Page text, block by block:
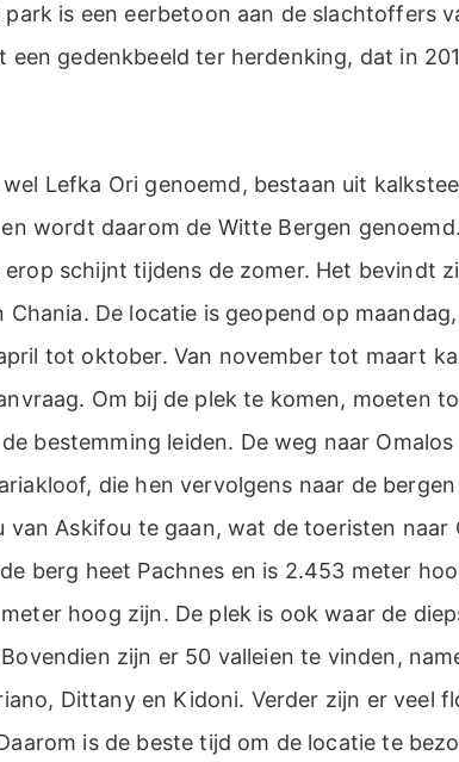
park is een eerbetoon aan de slachtoffers
gedenkbeeld ter herdenking, dat in
Lefka Ori genoemd, bestaan uit
wordt daarom de Witte Bergen
schijnt tijdens de zomer. Het bevindt
De locatie is geopend op
tot oktober. Van november tot maart
Om bij de plek te komen, moeten
bestemming leiden. De weg naar
die hen vervolgens naar de
van Askifou te gaan, wat de toeristen naar
berg heet Pachnes en is 2.453 meter
hoog zijn. De plek is ook waar de
zijn er 50 valleien te vinden,
Dittany en Kidoni. Verder zijn er veel
is de beste tijd om de locatie te